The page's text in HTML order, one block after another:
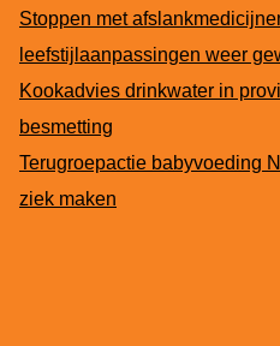
Stoppen met
leefstijlaanpassingen weer
Kookadvies drinkwater in
besmetting
Terugroepactie babyvoeding
ziek maken